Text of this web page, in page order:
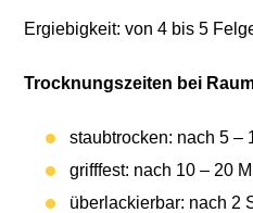
Ergiebigkeit: von 4 bis 5
Trocknungszeiten bei
staubtrocken: nach 5 –
grifffest: nach 10 – 20
überlackierbar: nach 2